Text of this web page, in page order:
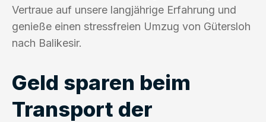
Vertraue auf unsere langjährige Erfahrung und
genieße einen stressfreien Umzug von Gütersloh
nach Balikesir.
Geld sparen beim
Transport der